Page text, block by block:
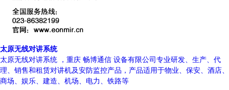
太原无线对讲系统
太原无线对讲系统 ，重庆 畅博通信 设备有限公司专业研发、生产、代
理、销售和租赁对讲机及安防监控产品，产品适用于物业、保安、酒店、
商场、娱乐、建造、机场、电力、铁路等